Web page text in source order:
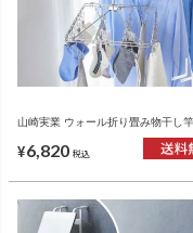
山崎実業 ウォール折り畳み物干し竿
バスグッズ・タワーシリーズ
¥6,820 税込